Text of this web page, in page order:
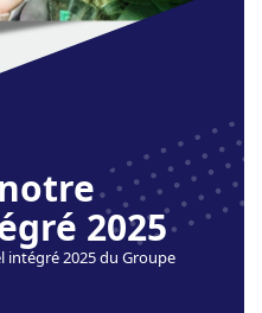
2025
intégré 2025 du Groupe